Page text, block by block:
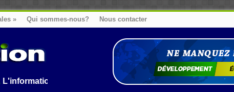
» Qui sommes-nous? Nous contacter
au Benin, en Afrique et dans le monde.